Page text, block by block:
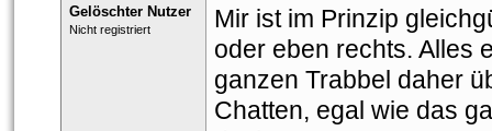
Gelöschter Nutzer
Nicht registriert
Mir ist im Prinzip
oder eben rechts. Alles
ganzen Trabbel daher
Chatten, egal wie das